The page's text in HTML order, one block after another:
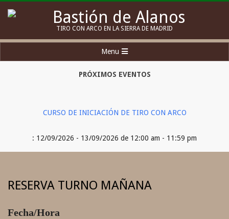
Bastión
de
Alanos
TIRO CON ARCO EN LA SIERRA DE MADRID
Navigation
Menu
PRÓXIMOS EVENTOS
CURSO DE INICIACIÓN DE TIRO CON ARCO
: 12/09/2026 - 13/09/2026 de 12:00 am - 11:59 pm
RESERVA TURNO MAÑANA
Fecha/Hora